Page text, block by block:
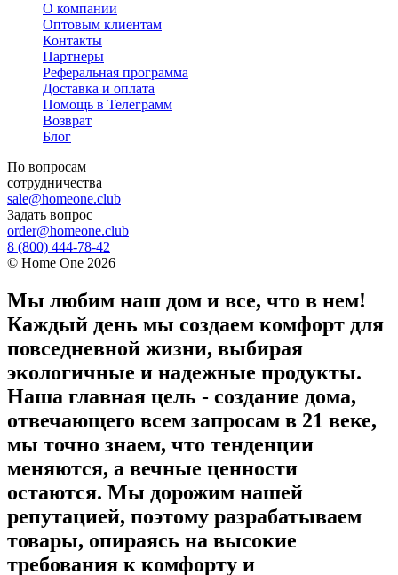
О компании
Оптовым клиентам
Контакты
Партнеры
Реферальная программа
Доставка и оплата
Помощь в Телеграмм
Возврат
Блог
По вопросам
сотрудничества
sale@homeone.club
Задать вопрос
order@homeone.club
8 (800) 444-78-42
© Home One 2026
Мы любим наш дом и все, что в нем!
Каждый день мы создаем комфорт для
повседневной жизни, выбирая
экологичные и надежные продукты.
Наша главная цель - создание дома,
отвечающего всем запросам в 21 веке,
мы точно знаем, что тенденции
меняются, а вечные ценности
остаются. Мы дорожим нашей
репутацией, поэтому разрабатываем
товары, опираясь на высокие
требования к комфорту и